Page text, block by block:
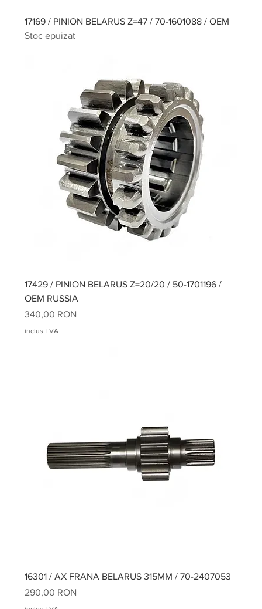
17169 / PINION BELARUS Z=47 / 70-1601088 / OEM
Stoc epuizat
17429 / PINION BELARUS Z=20/20 / 50-1701196 /
OEM RUSSIA
Preț
340,00 RON
inclus TVA
16301 / AX FRANA BELARUS 315MM / 70-2407053
Preț
290,00 RON